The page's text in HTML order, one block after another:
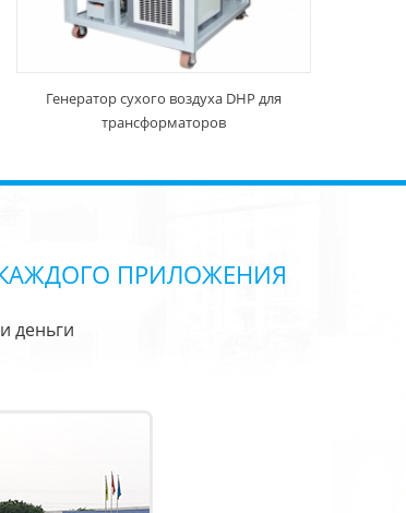
Генератор сухого воздуха DHP для
трансформаторов
ПРИЛОЖЕНИЯ
деньги